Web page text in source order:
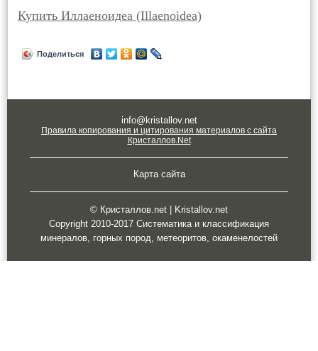
Купить Иллаеноидеа (Illaenoidea)
Поделиться
info@kristallov.net
Правила копирования и цитирования материалов с сайта
Кристаллов.Net
Карта сайта
© Кристаллов.net | Kristallov.net
Copyright 2010-2017 Систематика и классификация
минералов, горных пород, метеоритов, окаменелостей